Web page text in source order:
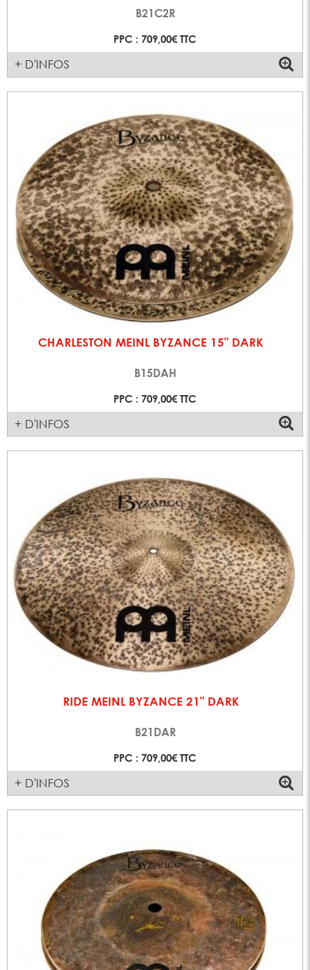
B21C2R
PPC : 709,00€ TTC
+ D'INFOS
CHARLESTON MEINL BYZANCE 15" DARK
B15DAH
PPC : 709,00€ TTC
+ D'INFOS
RIDE MEINL BYZANCE 21" DARK
B21DAR
PPC : 709,00€ TTC
+ D'INFOS